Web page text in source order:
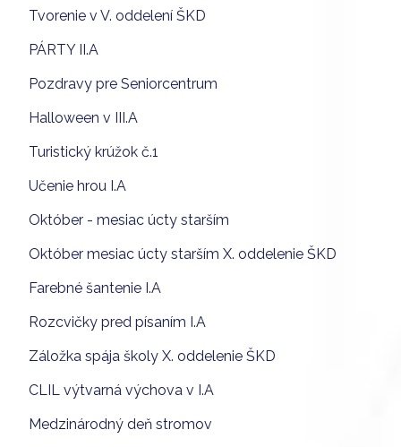
Tvorenie v V. oddelení ŠKD
PÁRTY II.A
Pozdravy pre Seniorcentrum
Halloween v III.A
Turistický krúžok č.1
Učenie hrou I.A
Október - mesiac úcty starším
Október mesiac úcty starším X. oddelenie ŠKD
Farebné šantenie I.A
Rozcvičky pred písaním I.A
Záložka spája školy X. oddelenie ŠKD
CLIL výtvarná výchova v I.A
Medzinárodný deň stromov